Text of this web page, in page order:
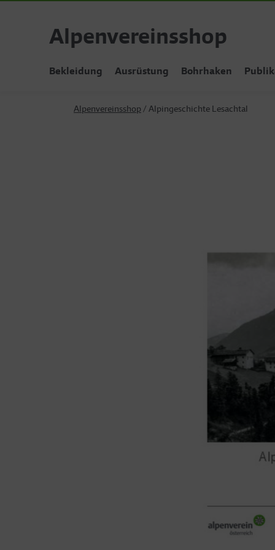
Alpenvereinsshop
Bekleidung Ausrüstung Bohrhaken
Alpenvereinsshop Alpingeschichte Lesachtal